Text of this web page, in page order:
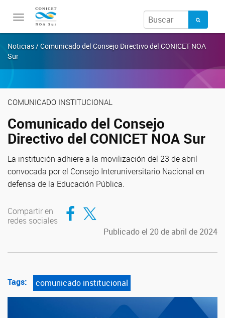
Toggle
navigation
Noticias / Comunicado del Consejo Directivo del CONICET NOA
Sur
COMUNICADO INSTITUCIONAL
Comunicado del Consejo
Directivo del CONICET NOA Sur
La institución adhiere a la movilización del 23 de abril
convocada por el Consejo Interuniversitario Nacional en
defensa de la Educación Pública.
Compartir en
redes sociales
Compartir en Facebook
Compartir en Twitter
Publicado el 20 de abril de 2024
Tags: comunicado institucional